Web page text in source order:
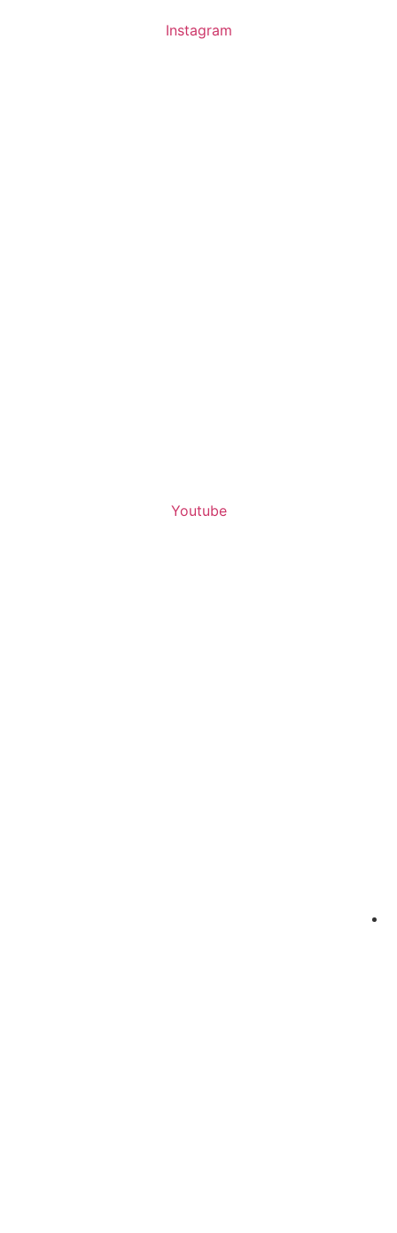
Instagram
Youtube